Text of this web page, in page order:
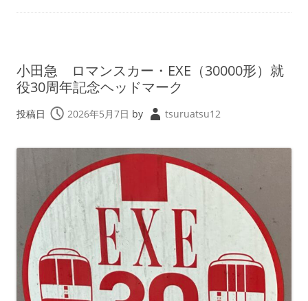
小田急 ロマンスカー・EXE（30000形）就
役30周年記念ヘッドマーク
投稿日 2026年5月7日 by tsuruatsu12